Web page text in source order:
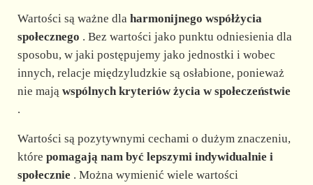
o
Wartości są ważne dla harmonijnego współżycia
społecznego . Bez wartości jako punktu odniesienia dla
sposobu, w jaki postępujemy jako jednostki i wobec
innych, relacje międzyludzkie są osłabione, ponieważ
nie mają wspólnych kryteriów życia w społeczeństwie
.
Wartości są pozytywnymi cechami o dużym znaczeniu,
które pomagają nam być lepszymi indywidualnie i
społecznie . Można wymienić wiele wartości